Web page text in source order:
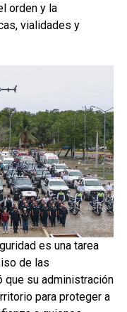
orden y la
vialidades y
es una tarea
de las
que su administración
para proteger a